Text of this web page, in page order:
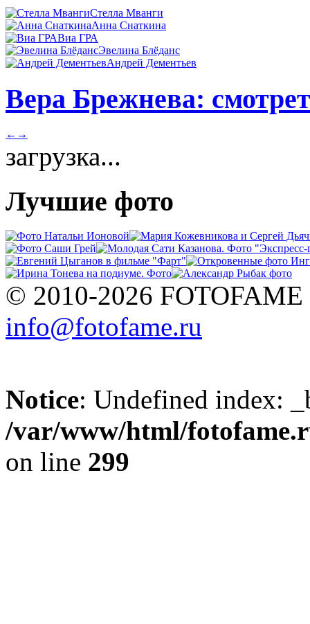
Стелла Мванги
Анна Снаткина
Виа ГРА
Эвелина Блёданс
Андрей Дементьев
Вера Брежнева:
← →
загрузка...
Лучшие фото
© 2010-2026 FOTOFAME
info@fotofame.ru
Notice: Undefined index:
/var/www/html/
on line 299